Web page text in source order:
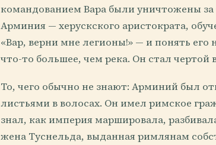
командованием Вара были уничтожены
Арминия — херускского аристократа,
«Вар, верни мне легионы!» — и понять его
что-то большее, чем река. Он стал чертой
То, чего обычно не знают: Арминий был
листьями в волосах. Он имел римское
знал, как империя маршировала,
жена Туснельда, выданная римлянам